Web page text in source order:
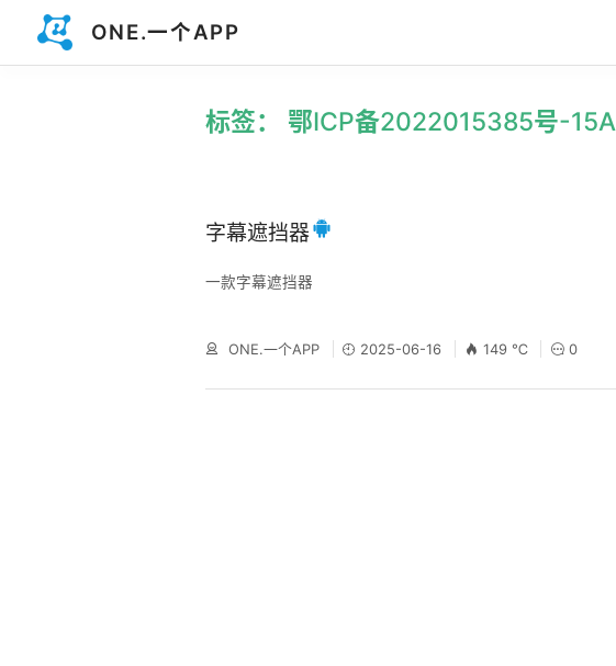
ONE.一个APP
标签： 鄂ICP备2022015385号-15A
字幕遮挡器
一款字幕遮挡器
ONE.一个APP 2025-06-16 149 ℃ 0